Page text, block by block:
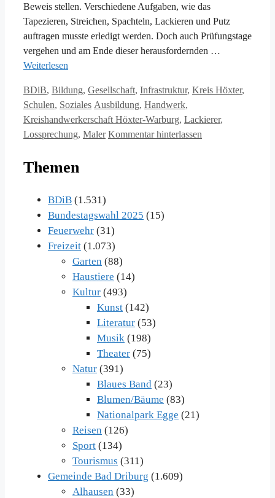
Beweis stellen. Verschiedene Aufgaben, wie das
Tapezieren, Streichen, Spachteln, Lackieren und Putz
auftragen musste erledigt werden. Doch auch Prüfungstage
vergehen und am Ende dieser herausfordernden …
Weiterlesen
Kategorien
BDiB, Bildung, Gesellschaft, Infrastruktur, Kreis Höxter,
Schulen, Soziales Schlagwörter
Ausbildung, Handwerk,
Kreishandwerkerschaft Höxter-Warburg, Lackierer,
Lossprechung, Maler Kommentar hinterlassen
Themen
BDiB (1.531)
Bundestagswahl 2025 (15)
Feuerwehr (31)
Freizeit (1.073)
Garten (88)
Haustiere (14)
Kultur (493)
Kunst (142)
Literatur (53)
Musik (198)
Theater (75)
Natur (391)
Blaues Band (23)
Blumen/Bäume (83)
Nationalpark Egge (21)
Reisen (126)
Sport (134)
Tourismus (311)
Gemeinde Bad Driburg (1.609)
Alhausen (33)